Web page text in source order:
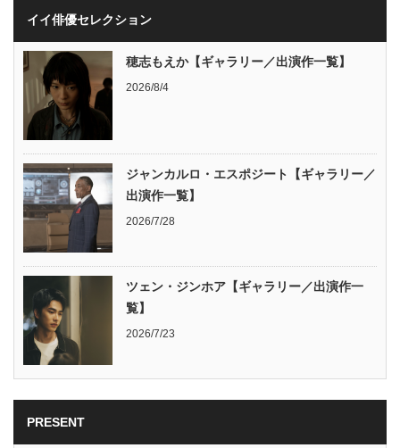
イイ俳優セレクション
穂志もえか【ギャラリー／出演作一覧】
2026/8/4
ジャンカルロ・エスポジート【ギャラリー／
出演作一覧】
2026/7/28
ツェン・ジンホア【ギャラリー／出演作一
覧】
2026/7/23
PRESENT